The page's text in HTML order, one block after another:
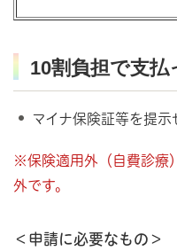
10割負担で支払
マイナ保険証等を提
※保険適用外（自費診療
外です。
＜申請に必要なもの＞